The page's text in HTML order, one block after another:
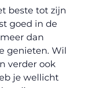
beste tot zijn
goed in de
dan
genieten. Wil
verder ook
je wellicht